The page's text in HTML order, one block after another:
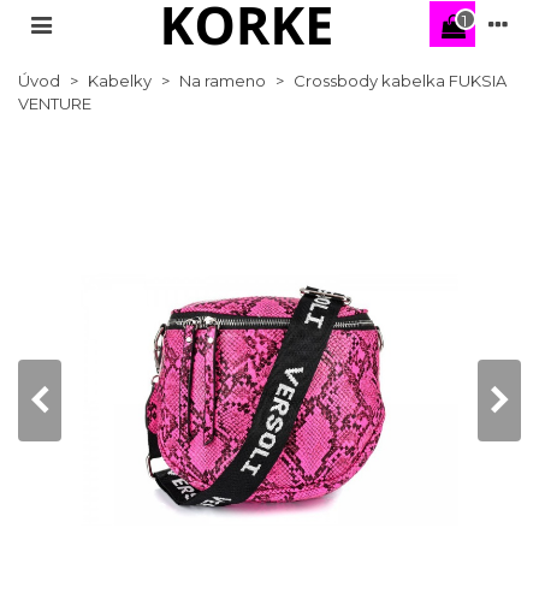
1
Úvod > Kabelky > Na rameno > Crossbody kabelka FUKSIA
VENTURE